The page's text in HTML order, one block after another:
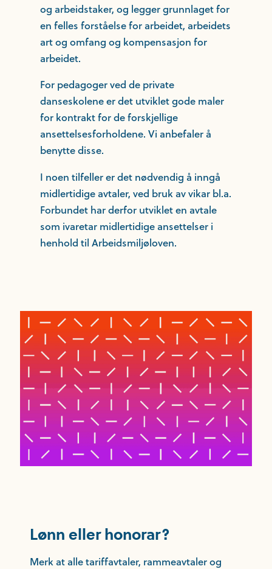
og arbeidstaker, og legger grunnlaget for
en felles forståelse for arbeidet, arbeidets
art og omfang og kompensasjon for
arbeidet.
For pedagoger ved de private
danseskolene er det utviklet gode maler
for kontrakt for de forskjellige
ansettelsesforholdene. Vi anbefaler å
benytte disse.
I noen tilfeller er det nødvendig å inngå
midlertidige avtaler, ved bruk av vikar bl.a.
Forbundet har derfor utviklet en avtale
som ivaretar midlertidige ansettelser i
henhold til Arbeidsmiljøloven.
Lønn eller honorar?
Merk at alle tariffavtaler, rammeavtaler og